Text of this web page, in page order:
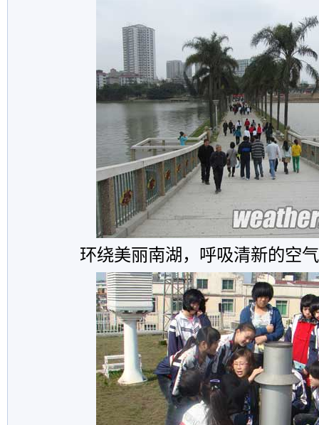
环绕美丽南湖，呼吸清新的空